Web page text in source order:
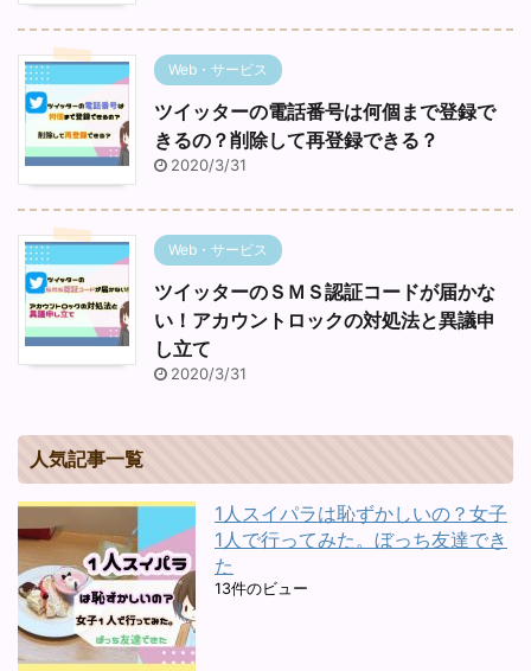
Web・サービス
ツイッターの電話番号は何個まで登録で
きるの？削除して再登録できる？
2020/3/31
Web・サービス
ツイッターのＳＭＳ認証コードが届かな
い！アカウントロックの対処法と異議申
し立て
2020/3/31
人気記事一覧
1人スイパラは恥ずかしいの？女子
1人で行ってみた。ぼっち友達でき
た
13件のビュー